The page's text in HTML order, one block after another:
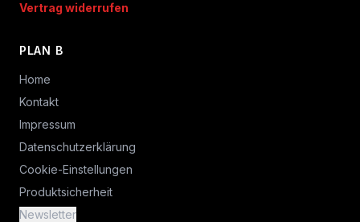
Vertrag widerrufen
PLAN B
Home
Kontakt
Impressum
Datenschutzerklärung
Cookie-Einstellungen
Produktsicherheit
Newsletter